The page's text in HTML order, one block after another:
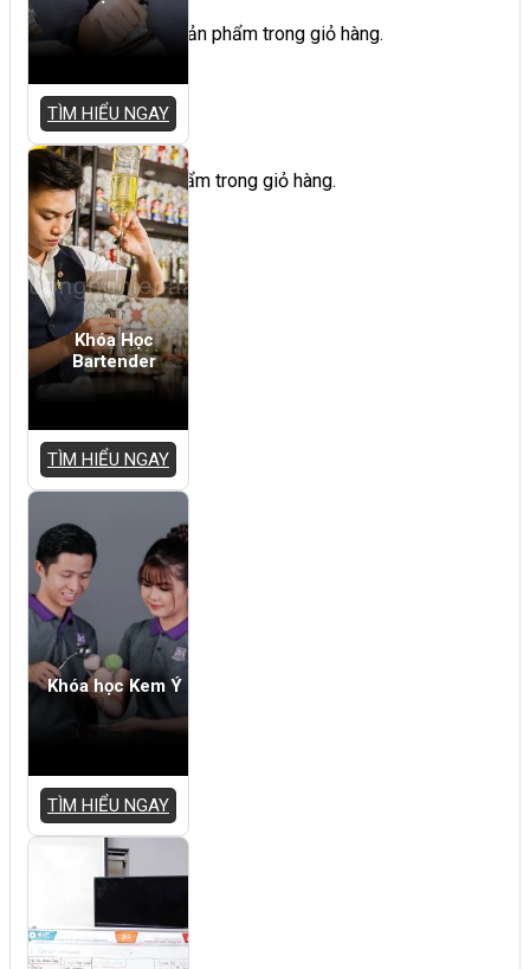
Chưa có sản phẩm trong giỏ hàng.
Giỏ hàng
Chưa có sản phẩm trong giỏ hàng.
TÌM HIỂU NGAY
Khóa Học
Bartender
TÌM HIỂU NGAY
Khóa học Kem Ý
TÌM HIỂU NGAY